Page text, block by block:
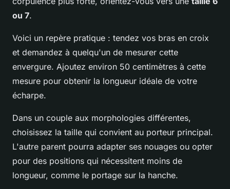
ou 7.
Voici un repère pratique : tendez vos bras en croix
et demandez à quelqu'un de mesurer cette
envergure. Ajoutez environ 50 centimètres à cette
mesure pour obtenir la longueur idéale de votre
écharpe.
Dans un couple aux morphologies différentes,
choisissez la taille qui convient au porteur principal.
L'autre parent pourra adapter ses nouages ou opter
pour des positions qui nécessitent moins de
longueur, comme le portage sur la hanche.